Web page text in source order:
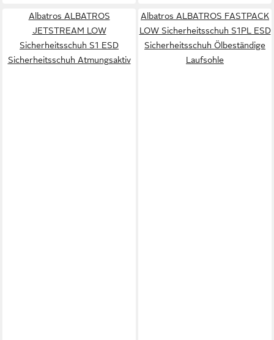
Albatros ALBATROS
JETSTREAM LOW
Sicherheitsschuh S1 ESD
Sicherheitsschuh Atmungsaktiv
Albatros ALBATROS FASTPACK
LOW Sicherheitsschuh S1PL ESD
Sicherheitsschuh Ölbeständige
Laufsohle